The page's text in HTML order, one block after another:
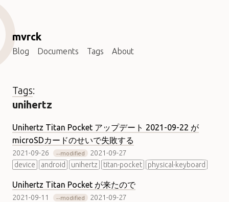
mvrck
Blog Documents Tags About
Tags:
unihertz
Unihertz Titan Pocket アップデート 2021-09-22 が
microSDカードのせいで失敗する
2021-09-26 modified
2021-09-27
device
android unihertz titan-pocket physical-keyboard
Unihertz Titan Pocket が来たので
2021-09-11 modified
2021-09-27